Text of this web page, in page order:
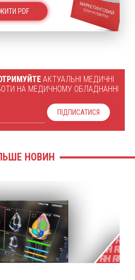
PDF
АКТУАЛЬНІ МЕДИЧНІ
НА МЕДИЧНОМУ ОБЛАДНАННІ
ПІДПИСАТИСЯ
НОВИН